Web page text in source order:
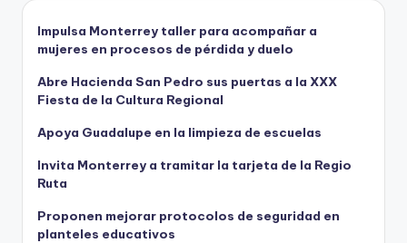
entradas
Impulsa Monterrey taller para acompañar a
mujeres en procesos de pérdida y duelo
Abre Hacienda San Pedro sus puertas a la XXX
Fiesta de la Cultura Regional
Apoya Guadalupe en la limpieza de escuelas
Invita Monterrey a tramitar la tarjeta de la Regio
Ruta
Proponen mejorar protocolos de seguridad en
planteles educativos